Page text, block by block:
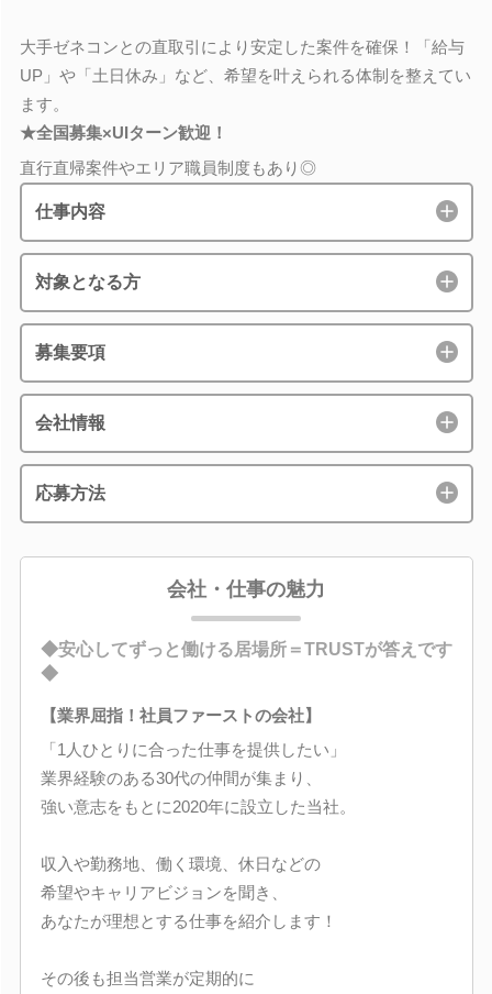
大手ゼネコンとの直取引により安定した案件を確保！「給与
UP」や「土日休み」など、希望を叶えられる体制を整えてい
ます。
★全国募集×UIターン歓迎！
直行直帰案件やエリア職員制度もあり◎
仕事内容
対象となる方
募集要項
会社情報
応募方法
会社・仕事の魅力
◆安心してずっと働ける居場所＝TRUSTが答えです
◆
【業界屈指！社員ファーストの会社】
「1人ひとりに合った仕事を提供したい」
業界経験のある30代の仲間が集まり、
強い意志をもとに2020年に設立した当社。
収入や勤務地、働く環境、休日などの
希望やキャリアビジョンを聞き、
あなたが理想とする仕事を紹介します！
その後も担当営業が定期的に